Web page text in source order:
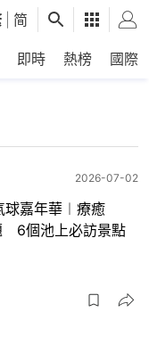
简
即時 熱榜 國際
2026-07-02
嘉年華︱療癒
6個池上必訪景點